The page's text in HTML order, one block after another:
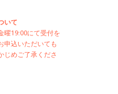
いて
曜19:00にて受付を
申込いただいても
じめご了承くださ